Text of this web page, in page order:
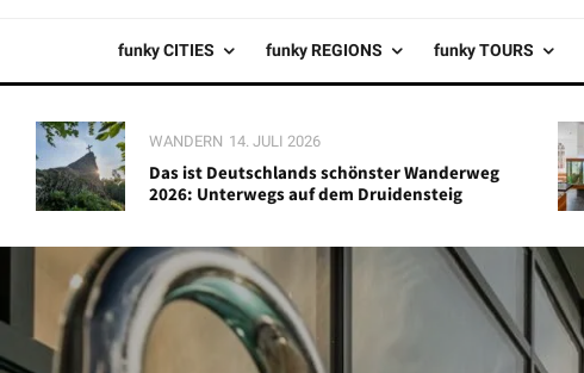
funky CITIES funky REGIONS funky TOURS
WANDERN 14. JULI 2026
Das ist Deutschlands schönster Wanderweg
2026: Unterwegs auf dem Druidensteig